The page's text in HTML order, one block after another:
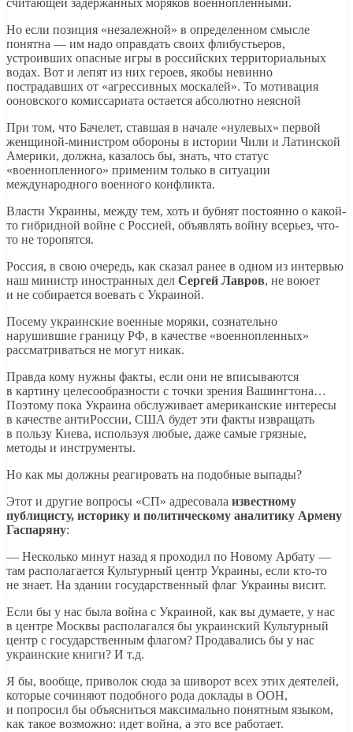
Но если позиция «незалежной» в определенном смысле
понятна — им надо оправдать своих флибустьеров,
устроивших опасные игры в российских территориальных
водах. Вот и лепят из них героев, якобы невинно
пострадавших от «агрессивных москалей». То мотивация
ооновского комиссариата остается абсолютно неясной
При том, что Бачелет, ставшая в начале «нулевых» первой
женщиной-министром обороны в истории Чили и Латинской
Америки, должна, казалось бы, знать, что статус
«военнопленного» применим только в ситуации
международного военного конфликта.
Власти Украины, между тем, хоть и бубнят постоянно о какой-
то гибридной войне с Россией, объявлять войну всерьез, что-
то не торопятся.
Россия, в свою очередь, как сказал ранее в одном из интервью
наш министр иностранных дел Сергей Лавров, не воюет
и не собирается воевать с Украиной.
Посему украинские военные моряки, сознательно
нарушившие границу РФ, в качестве «военнопленных»
рассматриваться не могут никак.
Правда кому нужны факты, если они не вписываются
в картину целесообразности с точки зрения Вашингтона…
Поэтому пока Украина обслуживает американские интересы
в качестве антиРоссии, США будет эти факты извращать
в пользу Киева, используя любые, даже самые грязные,
методы и инструменты.
Но как мы должны реагировать на подобные выпады?
Этот и другие вопросы «СП» адресовала известному
публицисту, историку и политическому аналитику Армену
Гаспаряну:
— Несколько минут назад я проходил по Новому Арбату —
там располагается Культурный центр Украины, если кто-то
не знает. На здании государственный флаг Украины висит.
Если бы у нас была война с Украиной, как вы думаете, у нас
в центре Москвы располагался бы украинский Культурный
центр с государственным флагом? Продавались бы у нас
украинские книги? И т.д.
Я бы, вообще, приволок сюда за шиворот всех этих деятелей,
которые сочиняют подобного рода доклады в ООН,
и попросил бы объясниться максимально понятным языком,
как такое возможно: идет война, а это все работает.